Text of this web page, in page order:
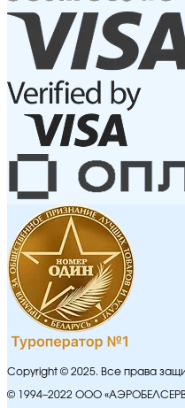
Copyright © 2025. Все права
© 1994–2022 ООО